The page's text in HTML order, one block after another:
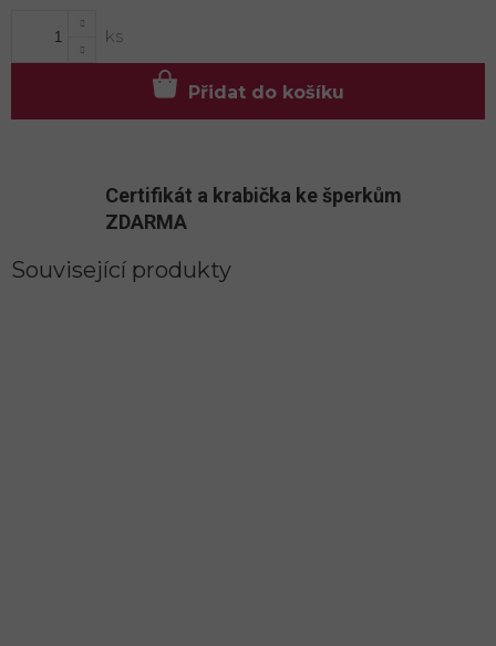
Přidat do košíku
Certifikát a krabička ke šperkům
ZDARMA
Související produkty